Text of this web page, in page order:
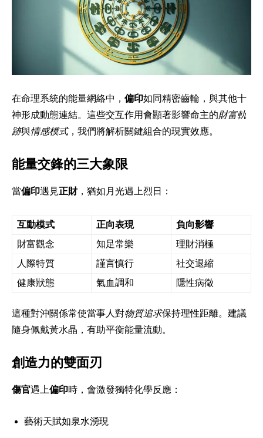
在命理系統的能量網絡中， 偏印如同精密齒輪，與其他十
神形成動態連結。這些交互作用會顯著影響命主的財富軌
跡與情感模式，我們將解析關鍵組合的現實效應。
能量交鋒的三大象限
當偏印遇見正財，猶如月光遇上烈日：
互動模式 正向表現
負向影響
財富觀念
知足常樂
理財消極
人際特質
謹言慎行
社交退縮
健康狀態
氣血調和 隱性病徵
這種對沖關係常使當事人對物質追求保持理性距離。建議
隨身佩戴黃水晶，有助平衡能量流動。
創造力的雙面刃
傷官遇上偏印時，會激發獨特化學反應：
藝術天賦如泉水湧現